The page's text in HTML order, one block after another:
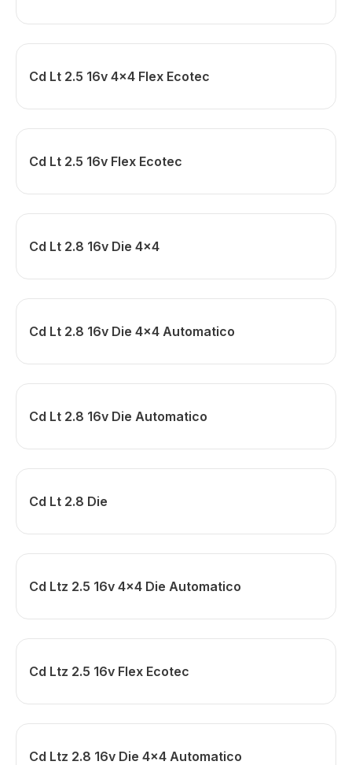
Cd Lt 2.5 16v 4x4 Flex Ecotec
Cd Lt 2.5 16v Flex Ecotec
Cd Lt 2.8 16v Die 4x4
Cd Lt 2.8 16v Die 4x4 Automatico
Cd Lt 2.8 16v Die Automatico
Cd Lt 2.8 Die
Cd Ltz 2.5 16v 4x4 Die Automatico
Cd Ltz 2.5 16v Flex Ecotec
Cd Ltz 2.8 16v Die 4x4 Automatico